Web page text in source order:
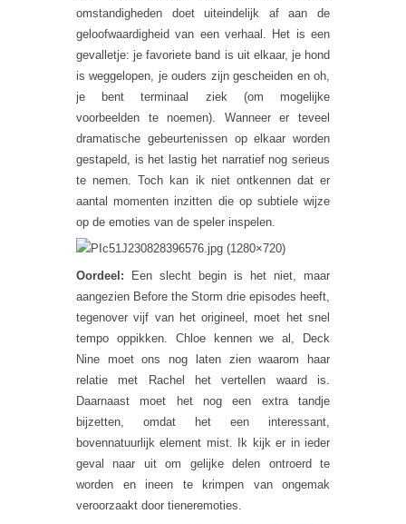
omstandigheden doet uiteindelijk af aan de
geloofwaardigheid van een verhaal. Het is een
gevalletje: je favoriete band is uit elkaar, je hond
is weggelopen, je ouders zijn gescheiden en oh,
je bent terminaal ziek (om mogelijke
voorbeelden te noemen). Wanneer er teveel
dramatische gebeurtenissen op elkaar worden
gestapeld, is het lastig het narratief nog serieus
te nemen. Toch kan ik niet ontkennen dat er
aantal momenten inzitten die op subtiele wijze
op de emoties van de speler inspelen.
Oordeel:
Een slecht begin is het niet, maar
aangezien Before the Storm drie episodes heeft,
tegenover vijf van het origineel, moet het snel
tempo oppikken. Chloe kennen we al, Deck
Nine moet ons nog laten zien waarom haar
relatie met Rachel het vertellen waard is.
Daarnaast moet het nog een extra tandje
bijzetten, omdat het een interessant,
bovennatuurlijk element mist. Ik kijk er in ieder
geval naar uit om gelijke delen ontroerd te
worden en ineen te krimpen van ongemak
veroorzaakt door tieneremoties.